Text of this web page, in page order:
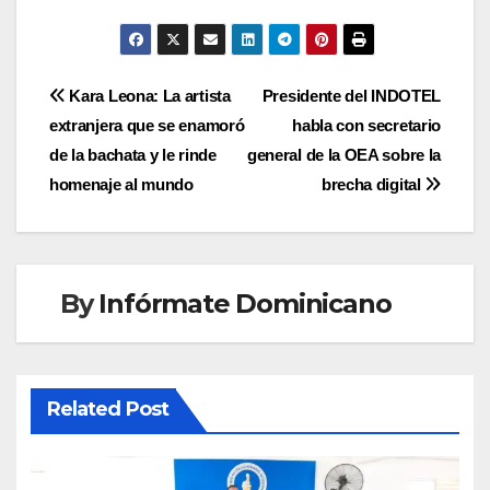
Navegación
de
entradas
Presidente del INDOTEL
habla con secretario
general de la OEA sobre la
brecha digital
Kara Leona: La artista
extranjera que se enamoró
de la bachata y le rinde
homenaje al mundo
ByInfórmate Dominicano
Related Post